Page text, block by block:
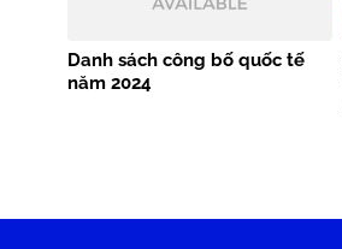
Danh sách công bố quốc tế
năm 2024